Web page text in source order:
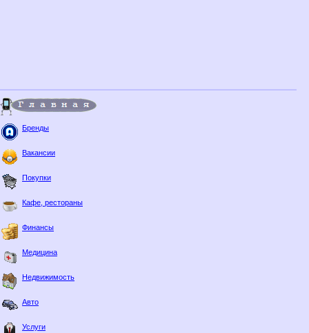
Бренды
Вакансии
Покупки
Кафе, рестораны
Финансы
Медицина
Недвижимость
Авто
Услуги